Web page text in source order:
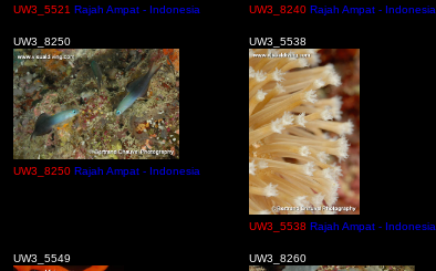
UW3_5521 Rajah Ampat - Indonesia UW3_8240 Rajah Ampat - Indonesia
UW3_8250
UW3_8250 Rajah Ampat - Indonesia
UW3_5538
UW3_5538 Rajah Ampat - Indonesia
UW3_5549 UW3_8260